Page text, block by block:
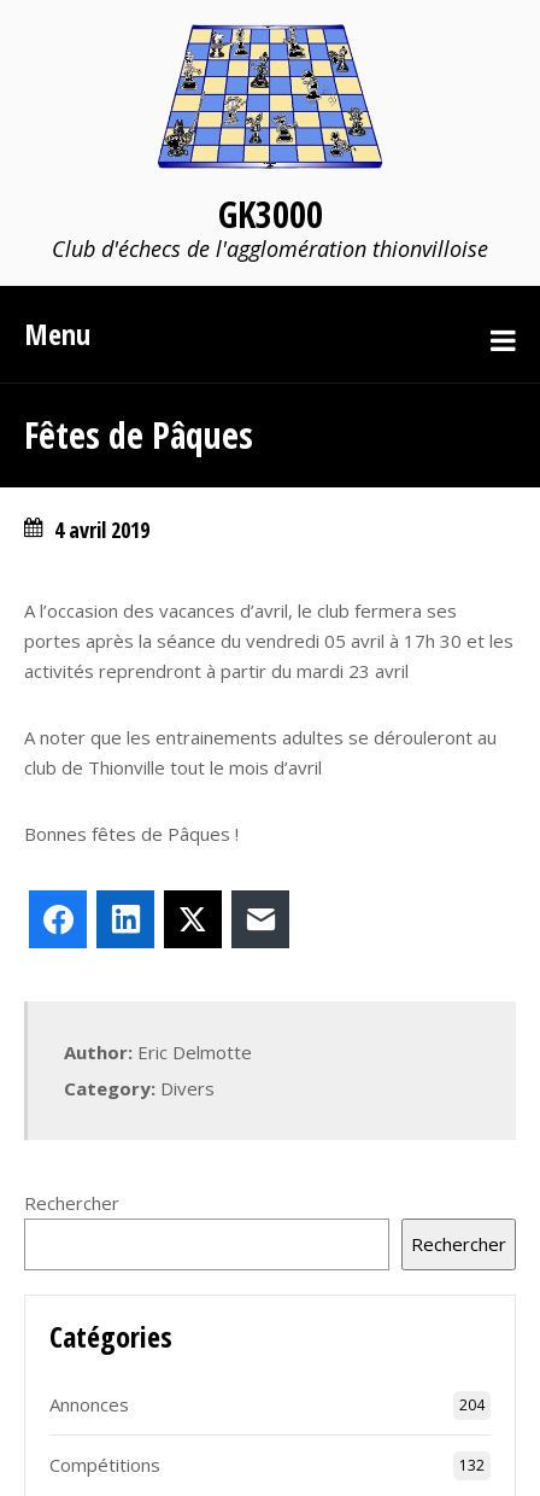
GK3000
Club d'échecs de l'agglomération thionvilloise
Menu
Fêtes de Pâques
4 avril 2019
A l’occasion des vacances d’avril, le club fermera ses
portes après la séance du vendredi 05 avril à 17h 30 et les
activités reprendront à partir du mardi 23 avril
A noter que les entrainements adultes se dérouleront au
club de Thionville tout le mois d’avril
Bonnes fêtes de Pâques !
FacebookLinkedIn
Author: Eric Delmotte
Category: Divers
Rechercher
Rechercher
Catégories
Annonces 204
Compétitions 132